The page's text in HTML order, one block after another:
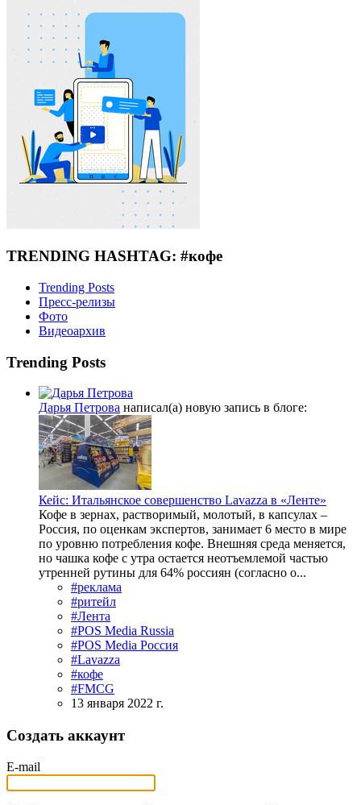
TRENDING HASHTAG: #кофе
Trending Posts
Пресс-релизы
Фото
Видеоархив
Trending Posts
Дарья Петрова написал(а) новую запись в блоге:
Кейс: Итальянское совершенство Lavazza в «Ленте»
Кофе в зернах, растворимый, молотый, в капсулах –
Россия, по оценкам экспертов, занимает 6 место в мире
по уровню потребления кофе. Внешняя среда меняется,
но чашка кофе с утра остается неотъемлемой частью
утренней рутины для 64% россиян (согласно о...
#реклама
#ритейл
#Лента
#POS Media Russia
#POS Media Россия
#Lavazza
#кофе
#FMCG
13 января 2022 г.
Создать аккаунт
E-mail